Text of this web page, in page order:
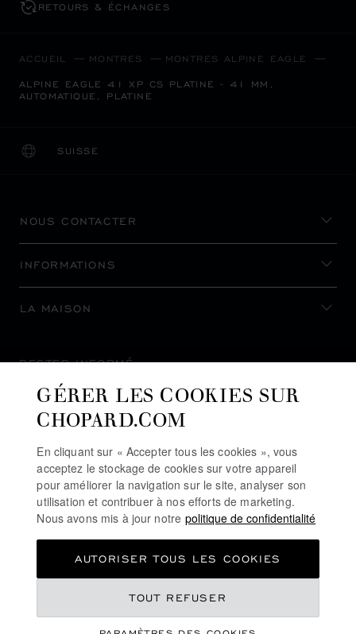
RETOURS & ÉCHANGES
ACCUEIL MONTRES MONTRES ALPINE EAGLE
ALPINE EAGLE 41 XP CS PLATINE - 41 MM,
AUTOMATIQUE, PLATINE
SUISSE
LOCALISATION (CHANGER DE PAYS)
CHANGER DE PAYS
NOUS CONTACTER
INFORMATIONS
LA MAISON
RESTER INFORMÉ
S’INSCRIRE À LA NEWSLETTER
POLITIQUE DES COOKIES
GÉRER LES COOKIES SUR
CHOPARD.COM
En cliquant sur « Accepter tous les cookies », vous
acceptez le stockage de cookies sur votre appareil
pour améliorer la navigation sur le site, analyser son
utilisation et contribuer à nos efforts de marketing.
Nous avons mis à jour notre politique de confidentialité
TOUT REFUSER
AUTORISER TOUS LES COOKIES